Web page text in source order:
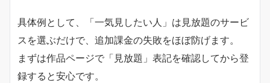
具体例として、「一気見したい人」は見放題のサービ
スを選ぶだけで、追加課金の失敗をほぼ防げます。
まずは作品ページで「見放題」表記を確認してから登
録すると安心です。